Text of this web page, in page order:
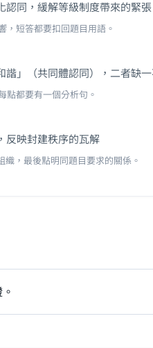
認同，緩解等級制度帶來的緊張
，短答都要扣回題目用語。
諧」（共同體認同），二者缺
點都要有一個分析句。
反映封建秩序的瓦解
，最後點明同題目要求的關係。